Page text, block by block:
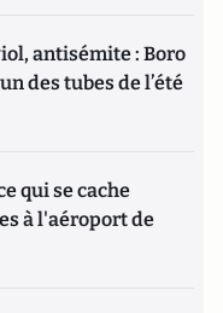
antisémite : Boro
des tubes de l’été
qui se cache
à l'aéroport de